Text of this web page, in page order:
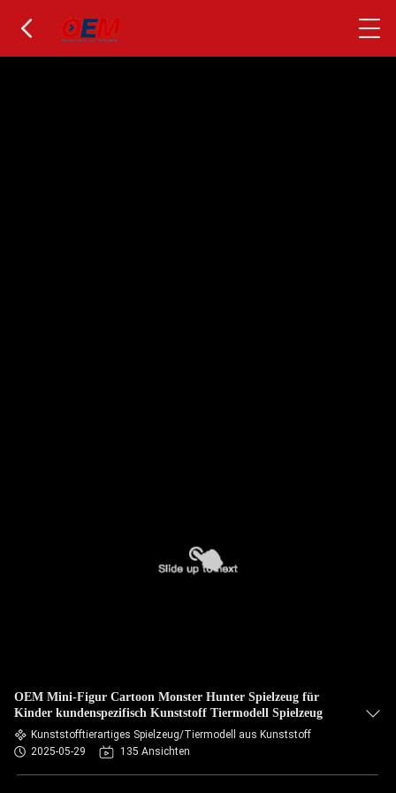
OEM Mini-Figur Cartoon Monster Hunter Spielzeug für
Kinder kundenspezifisch Kunststoff Tiermodell Spielzeug
Kunststofftierartiges Spielzeug/Tiermodell aus Kunststoff
2025-05-29
135 Ansichten